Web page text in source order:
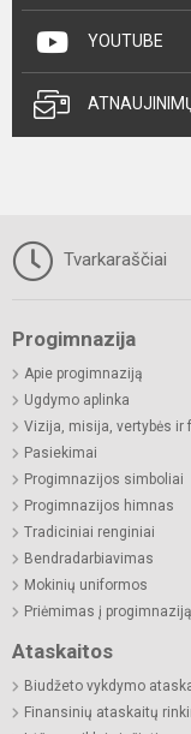
YOUTUBE
Tvarkaraščiai
Progimnazija
Apie progimnaziją
Ugdymo aplinka
Vizija, misija, vertybės ir
Pasiekimai
Progimnazijos simboliai
Progimnazijos himnas
Tradiciniai renginiai
Bendradarbiavimas
Mokinių uniformos
Priėmimas į progimnaziją
Ataskaitos
Biudžeto vykdymo
Finansinių ataskaitų